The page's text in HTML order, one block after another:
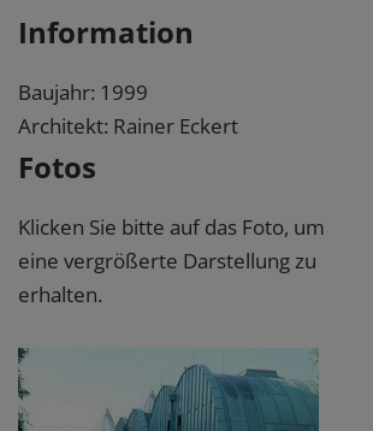
Information
Baujahr: 1999
Architekt: Rainer Eckert
Fotos
Klicken Sie bitte auf das Foto, um
eine vergrößerte Darstellung zu
erhalten.